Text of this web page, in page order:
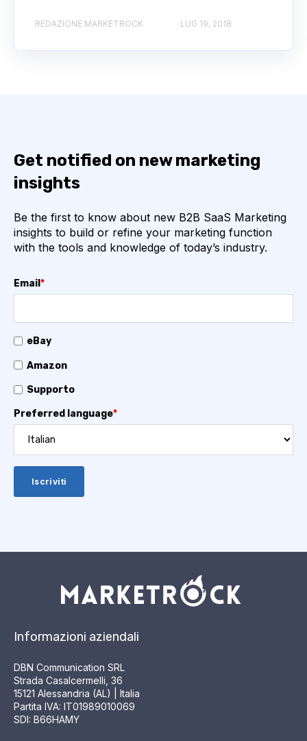
REDAZIONE MARKETROCK LUG 19, 2018
Get notified on new marketing
insights
Be the first to know about new B2B SaaS Marketing
insights to build or refine your marketing function
with the tools and knowledge of today’s industry.
Email *
eBay
Amazon
Supporto
Preferred language*
Informazioni aziendali
DBN Communication SRL
Strada Casalcermelli, 36
15121 Alessandria (AL) | Italia
Partita IVA: IT01989010069
SDI: B66HAMY